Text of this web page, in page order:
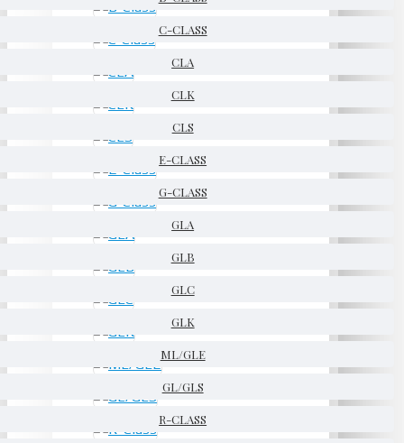
C-CLASS
CLA
CLK
CLS
E-CLASS
G-CLASS
GLA
GLB
GLC
GLK
ML/GLE
GL/GLS
R-CLASS